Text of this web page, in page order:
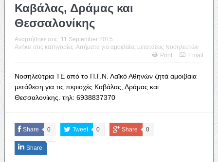
Καβάλας, Δράμας και
Θεσσαλονίκης
Αναρτήθηκε στις: 11 September 2015
Ανήκει στις κατηγορίες: Αιτήματα για αμοιβαίες μετατάξεις Νοσηλευτών
Print
Email
Νοσηλεύτρια ΤΕ από το Π.Γ.Ν. Λαϊκό Αθηνών ζητά αμοιβαία
μετάθεση για τις περιοχές Καβάλας, Δράμας και
Θεσσαλονίκης. τηλ: 6938837370
Share 0 Tweet 0 Share 0
Share